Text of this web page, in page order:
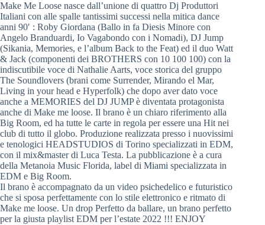
Make Me Loose nasce dall’unione di quattro Dj Produttori
Italiani con alle spalle tantissimi successi nella mitica dance
anni 90′ : Roby Giordana (Ballo in fa Diesis Minore con
Angelo Branduardi, Io Vagabondo con i Nomadi), DJ Jump
(Sikania, Memories, e l’album Back to the Feat) ed il duo Watt
& Jack (componenti dei BROTHERS con 10 100 100) con la
indiscutibile voce di Nathalie Aarts, voce storica del gruppo
The Soundlovers (brani come Surrender, Mirando el Mar,
Living in your head e Hyperfolk) che dopo aver dato voce
anche a MEMORIES del DJ JUMP è diventata protagonista
anche di Make me loose. Il brano è un chiaro riferimento alla
Big Room, ed ha tutte le carte in regola per essere una Hit nei
club di tutto il globo. Produzione realizzata presso i nuovissimi
e tenologici HEADSTUDIOS di Torino specializzati in EDM,
con il mix&master di Luca Testa. La pubblicazione è a cura
della Metanoia Music Florida, label di Miami specializzata in
EDM e Big Room.
Il brano è accompagnato da un video psichedelico e futuristico
che si sposa perfettamente con lo stile elettronico e ritmato di
Make me loose. Un drop Perfetto da ballare, un brano perfetto
per la giusta playlist EDM per l’estate 2022 !!! ENJOY